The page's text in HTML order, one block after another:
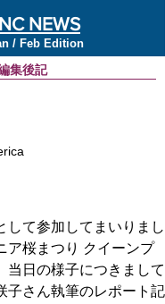
NEWS
/ Feb Edition
集後記
して参加してまいりまし
ア桜まつり クイーンプ
当日の様子につきまして
子さん執筆のレポート記